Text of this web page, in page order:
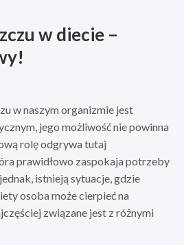
w diecie –
w naszym organizmie jest
jego możliwość nie powinna
rolę odgrywa tutaj
prawidłowo zaspokaja potrzeby
istnieją sytuacje, gdzie
osoba może cierpieć na
związane jest z różnymi